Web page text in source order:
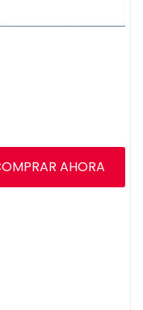
AHORA